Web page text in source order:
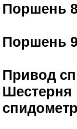
Поршень
Поршень
Привод
Шестерня